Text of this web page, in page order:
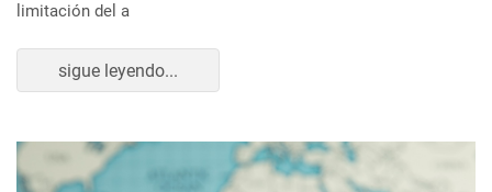
limitación del a
sigue leyendo...